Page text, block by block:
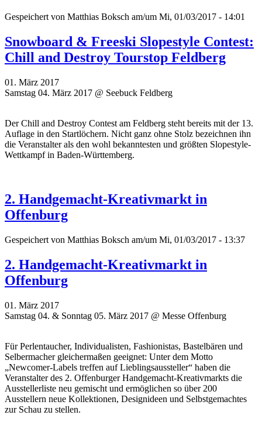
Gespeichert von Matthias Boksch am/um Mi, 01/03/2017 - 14:01
Snowboard & Freeski Slopestyle Contest:
Chill and Destroy Tourstop Feldberg
01. März 2017
Samstag 04. März 2017 @ Seebuck Feldberg
Der Chill and Destroy Contest am Feldberg steht bereits mit der 13.
Auflage in den Startlöchern. Nicht ganz ohne Stolz bezeichnen ihn
die Veranstalter als den wohl bekanntesten und größten Slopestyle-
Wettkampf in Baden-Württemberg.
2. Handgemacht-Kreativmarkt in
Offenburg
Gespeichert von Matthias Boksch am/um Mi, 01/03/2017 - 13:37
2. Handgemacht-Kreativmarkt in
Offenburg
01. März 2017
Samstag 04. & Sonntag 05. März 2017 @ Messe Offenburg
Für Perlentaucher, Individualisten, Fashionistas, Bastelbären und
Selbermacher gleichermaßen geeignet: Unter dem Motto
„Newcomer-Labels treffen auf Lieblingsaussteller“ haben die
Veranstalter des 2. Offenburger Handgemacht-Kreativmarkts die
Ausstellerliste neu gemischt und ermöglichen so über 200
Ausstellern neue Kollektionen, Designideen und Selbstgemachtes
zur Schau zu stellen.